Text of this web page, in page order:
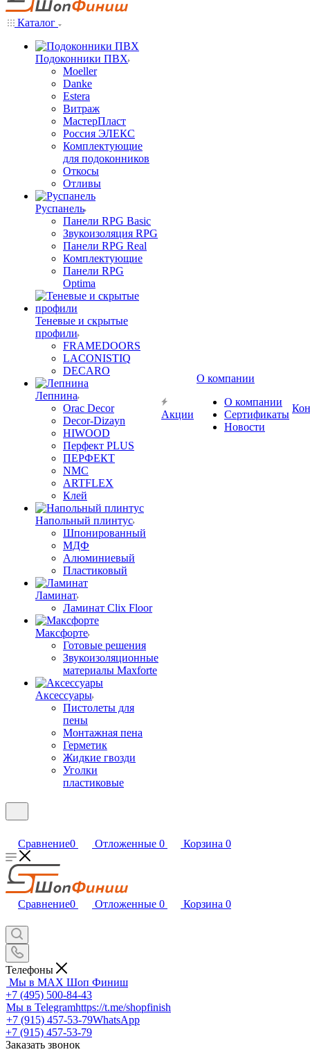
Каталог
Подоконники ПВХ
Moeller
Danke
Estera
Витраж
МастерПласт
Россия ЭЛЕКС
Комплектующие
для подоконников
Откосы
Отливы
Руспанель
Панели RPG Basic
Звукоизоляция RPG
Панели RPG Real
Комплектующие
Панели RPG
Optima
Теневые и скрытые
профили
FRAMEDOORS
LACONISTIQ
DECARO
Лепнина
Orac Decor
Decor-Dizayn
HIWOOD
Перфект PLUS
ПЕРФЕКТ
NMC
ARTFLEX
Клей
Напольный плинтус
Шпонированный
МДФ
Алюминиевый
Пластиковый
Ламинат
Ламинат Clix Floor
Максфорте
Готовые решения
Звукоизоляционные
материалы Maxforte
Аксессуары
Пистолеты для
пены
Монтажная пена
Герметик
Жидкие гвозди
Уголки
пластиковые
Акции
О компании
О компании
Сертификаты
Новости
Сравнение0 Отложенные 0 Корзина 0
Сравнение0 Отложенные 0 Корзина 0
Телефоны
Мы в MAX Шоп Финиш
+7 (495) 500-84-43
Мы в Telegramhttps://t.me/shopfinish
+7 (915) 457-53-79WhatsApp
+7 (915) 457-53-79
Заказать звонок